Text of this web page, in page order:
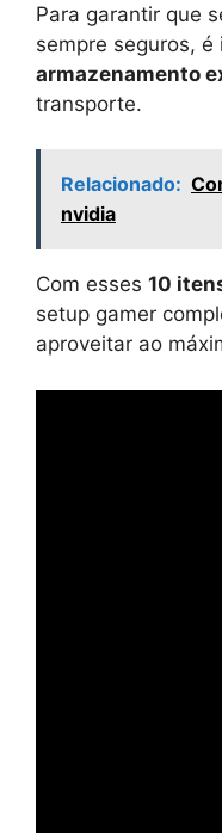
Para garantir que
sempre seguros,
armazenamento
transporte.
Relacionado:
nvidia
Com esses 10
setup gamer
aproveitar ao